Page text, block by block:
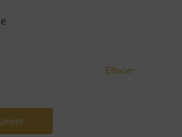
Effacer